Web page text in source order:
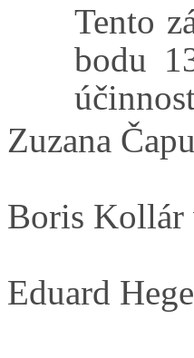
Tento
bodu
Zuzana
Boris Kollár
Eduard